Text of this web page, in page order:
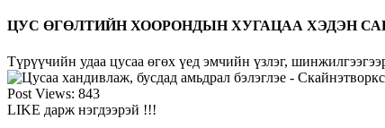
ЦУС ӨГӨЛТИЙН ХООРОНДЫН ХУГАЦАА ХЭДЭН
Түрүүчийн удаа цусаа өгөх үед эмчийн үзлэг,
Post Views: 843
LIKE дарж нэгдээрэй !!!